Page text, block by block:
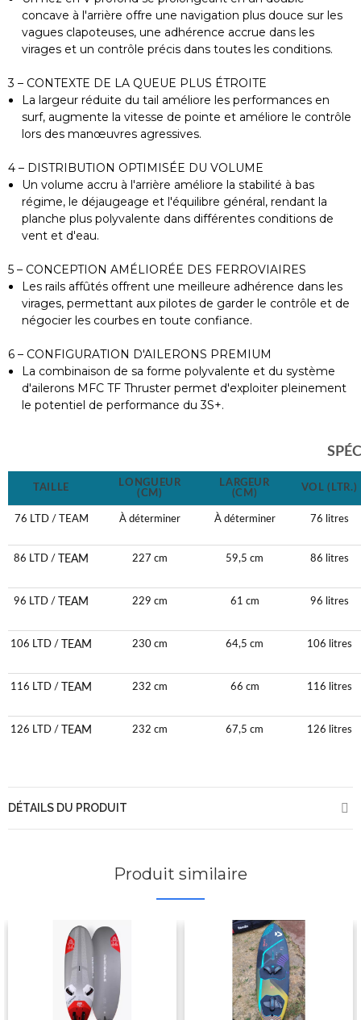
concave à l'arrière offre une navigation plus douce sur les
vagues clapoteuses, une adhérence accrue dans les
virages et un contrôle précis dans toutes les conditions.
3 – CONTEXTE DE LA QUEUE PLUS ÉTROITE
La largeur réduite du tail améliore les performances en
surf, augmente la vitesse de pointe et améliore le contrôle
lors des manœuvres agressives.
4 – DISTRIBUTION OPTIMISÉE DU VOLUME
Un volume accru à l'arrière améliore la stabilité à bas
régime, le déjaugeage et l'équilibre général, rendant la
planche plus polyvalente dans différentes conditions de
vent et d'eau.
5 – CONCEPTION AMÉLIORÉE DES FERROVIAIRES
Les rails affûtés offrent une meilleure adhérence dans les
virages, permettant aux pilotes de garder le contrôle et de
négocier les courbes en toute confiance.
6 – CONFIGURATION D'AILERONS PREMIUM
La combinaison de sa forme polyvalente et du système
d'ailerons MFC TF Thruster permet d'exploiter pleinement
le potentiel de performance du 3S+.
TAILLE
LONGUEUR
(CM)
LARGEUR
(CM)
VOL (LTR.)
76 LTD / TEAM À déterminer À déterminer 76 litres
86 LTD / TEAM 227 cm 59,5 cm 86 litres
96 LTD / TEAM 229 cm 61 cm 96 litres
106 LTD / TEAM 230 cm 64,5 cm 106 litres
116 LTD / TEAM 232 cm 66 cm 116 litres
126 LTD / TEAM 232 cm 67,5 cm 126 litres
DÉTAILS DU PRODUIT
Produit similaire